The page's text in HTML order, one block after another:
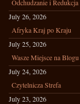
Odchudzanie i Redukcja
July 26, 2026
Afryka Kraj po Kraju
July 25, 2026
Wasze Miejsce na Blogu
July 24, 2026
Czytelnicza Strefa
July 23, 2026